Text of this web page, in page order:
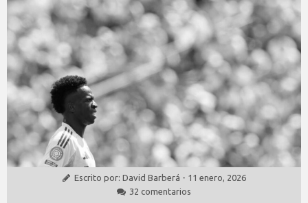
Escrito por: David Barberá - 11 enero, 2026
32 comentarios